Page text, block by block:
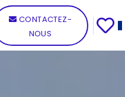
CONTACTEZ-
NOUS